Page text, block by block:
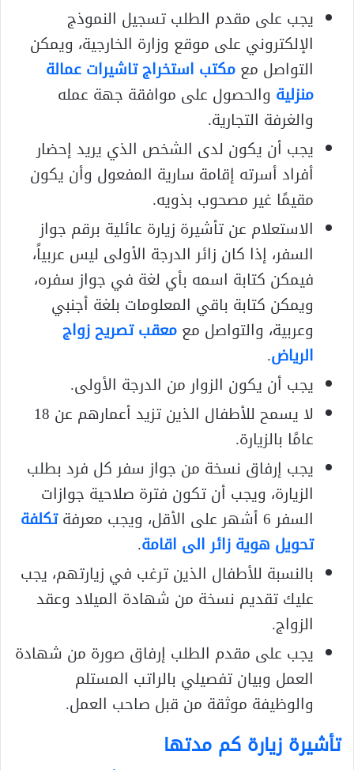
يجب على مقدم الطلب تسجيل النموذج
الإلكتروني على موقع وزارة الخارجية، ويمكن
التواصل معمكتب استخراج تاشيرات عمالة
منزلية والحصول على موافقة جهة عمله
والغرفة التجارية.
يجب أن يكون لدى الشخص الذي يريد إحضار
أفراد أسرته إقامة سارية المفعول وأن يكون
مقيمًا غير مصحوب بذويه.
الاستعلام عن تأشيرة زيارة عائلية برقم جواز
السفر، إذا كان زائر الدرجة الأولى ليس عربياً،
فيمكن كتابة اسمه بأي لغة في جواز سفره،
ويمكن كتابة باقي المعلومات بلغة أجنبي
وعربية، والتواصل معمعقب تصريح زواج
الرياض.
يجب أن يكون الزوار من الدرجة الأولى.
لا يسمح للأطفال الذين تزيد أعمارهم عن 18
عامًا بالزيارة.
يجب إرفاق نسخة من جواز سفر كل فرد بطلب
الزيارة، ويجب أن تكون فترة صلاحية جوازات
السفر 6 أشهر على الأقل، ويجب معرفة
تكلفة
تحويل هوية زائر الى اقامة.
بالنسبة للأطفال الذين ترغب في زيارتهم، يجب
عليك تقديم نسخة من شهادة الميلاد وعقد
الزواج.
يجب على مقدم الطلب إرفاق صورة من شهادة
العمل وبيان تفصيلي بالراتب المستلم
والوظيفة موثقة من قبل صاحب العمل.
تأشيرة زيارة كم مدتها